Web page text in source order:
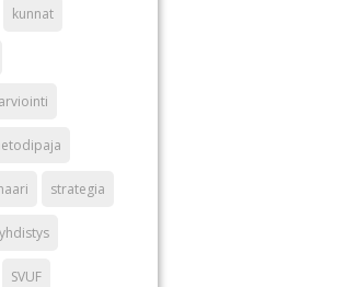
kunnat
strategia
SVUF